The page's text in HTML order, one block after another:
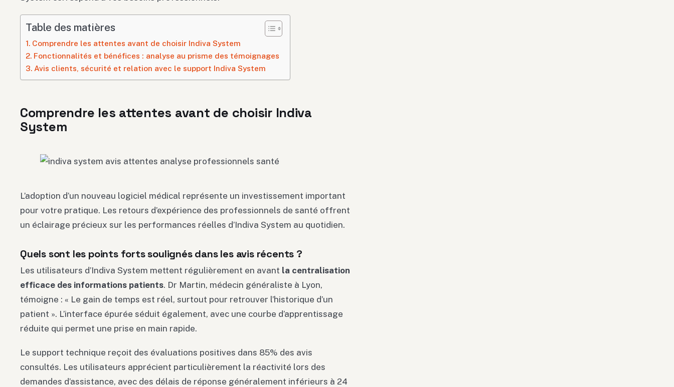
Table des matières
Comprendre les attentes avant de choisir Indiva System
Fonctionnalités et bénéfices : analyse au prisme des témoignages
Avis clients, sécurité et relation avec le support Indiva System
Comprendre les attentes avant de choisir Indiva
System
L’adoption d’un nouveau logiciel médical représente un investissement important
pour votre pratique. Les retours d’expérience des professionnels de santé offrent
un éclairage précieux sur les performances réelles d’Indiva System au quotidien.
Quels sont les points forts soulignés dans les avis récents ?
Les utilisateurs d’Indiva System mettent régulièrement en avant la centralisation
efficace des informations patients. Dr Martin, médecin généraliste à Lyon,
témoigne : « Le gain de temps est réel, surtout pour retrouver l’historique d’un
patient ». L’interface épurée séduit également, avec une courbe d’apprentissage
réduite qui permet une prise en main rapide.
Le support technique reçoit des évaluations positives dans 85% des avis
consultés. Les utilisateurs apprécient particulièrement la réactivité lors des
demandes d’assistance, avec des délais de réponse généralement inférieurs à 24